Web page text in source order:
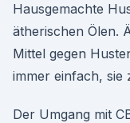
Hausgemachte
ätherischen Ölen.
Mittel gegen
immer einfach, sie
Der Umgang mit